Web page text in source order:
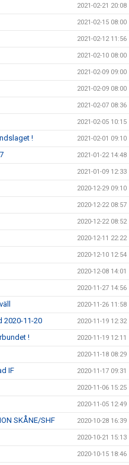
2021-02-21 20:08
2021-02-15 08:00
2021-02-12 11:56
2021-02-10 08:00
2021-02-09 09:00
2021-02-09 08:00
2021-02-07 08:36
2021-02-05 10:15
! 2021-02-01 09:10
2021-01-22 14:48
2021-01-09 12:33
2020-12-29 09:10
2020-12-22 08:57
2020-12-22 08:52
2020-12-11 22:22
2020-12-10 12:54
2020-12-08 14:01
2020-11-27 14:56
2020-11-26 11:58
2020-11-20 2020-11-19 12:32
! 2020-11-19 12:11
2020-11-18 08:29
IF 2020-11-17 09:31
2020-11-06 15:25
2020-11-05 12:49
SKÅNE/SHF 2020-10-28 16:39
2020-10-21 15:13
2020-10-15 18:46